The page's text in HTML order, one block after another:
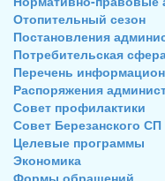
Отопительный сезон
Постановления
Потребительская
Перечень
Распоряжения
Совет профилактики
Совет Березанского СП
Целевые программы
Экономика
Формы обращений